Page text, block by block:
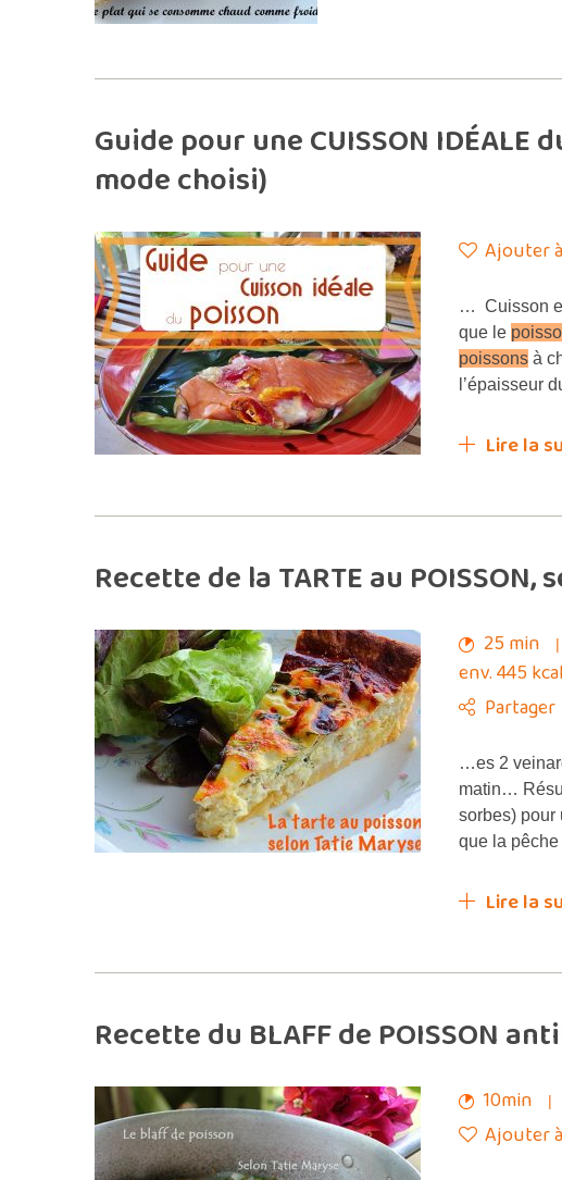
Guide pour une CUISSON IDÉALE
mode choisi)
Ajouter
… Cuisson
que le
poissons à
l’épaisseur
Lire la
Recette de la TARTE au
25 min
env. 445
Partager
…es 2
matin…
sorbes) pour
que la
Lire la
Recette du BLAFF de POISSON
10min
Ajouter